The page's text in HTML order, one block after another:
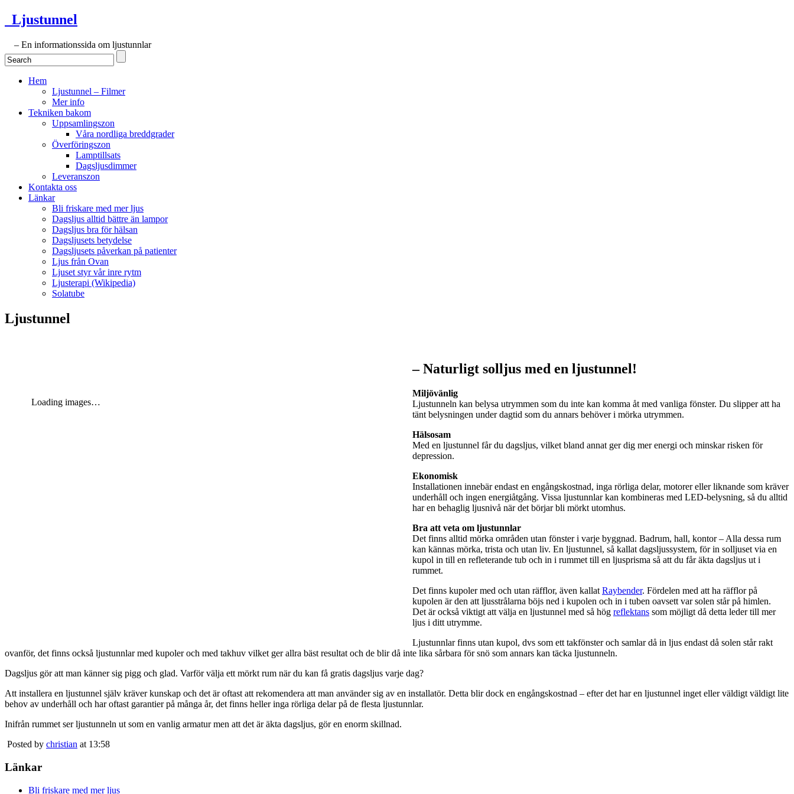
Ljustunnel
– En informationssida om ljustunnlar
Hem
Ljustunnel – Filmer
Mer info
Tekniken bakom
Uppsamlingszon
Våra nordliga breddgrader
Överföringszon
Lamptillsats
Dagsljusdimmer
Leveranszon
Kontakta oss
Länkar
Bli friskare med mer ljus
Dagsljus alltid bättre än lampor
Dagsljus bra för hälsan
Dagsljusets betydelse
Dagsljusets påverkan på patienter
Ljus från Ovan
Ljuset styr vår inre rytm
Ljusterapi (Wikipedia)
Solatube
Ljustunnel
Loading images…
– Naturligt solljus med en ljustunnel!
Miljövänlig
Ljustunneln kan belysa utrymmen som du inte kan komma åt med vanliga fönster. Du slipper att ha
tänt belysningen under dagtid som du annars behöver i mörka utrymmen.
Hälsosam
Med en ljustunnel får du dagsljus, vilket bland annat ger dig mer energi och minskar risken för
depression.
Ekonomisk
Installationen innebär endast en engångskostnad, inga rörliga delar, motorer eller liknande som kräver
underhåll och ingen energiåtgång. Vissa ljustunnlar kan kombineras med LED-belysning, så du alltid
har en behaglig ljusnivå när det börjar bli mörkt utomhus.
Bra att veta om ljustunnlar
Det finns alltid mörka områden utan fönster i varje byggnad. Badrum, hall, kontor – Alla dessa rum
kan kännas mörka, trista och utan liv. En ljustunnel, så kallat dagsljussystem, för in solljuset via en
kupol in till en refleterande tub och in i rummet till en ljusprisma så att du får äkta dagsljus ut i
rummet.
Det finns kupoler med och utan räfflor, även kallatRaybender. Fördelen med att ha räfflor på
kupolen är den att ljusstrålarna böjs ned i kupolen och in i tuben oavsett var solen står på himlen.
Det är också viktigt att välja en ljustunnel med så hög reflektans som möjligt då detta leder till mer
ljus i ditt utrymme.
Ljustunnlar finns utan kupol, dvs som ett takfönster och samlar då in ljus endast då solen står rakt
ovanför, det finns också ljustunnlar med kupoler och med takhuv vilket ger allra bäst resultat och de blir då inte lika sårbara för snö som annars kan täcka ljustunneln.
Dagsljus gör att man känner sig pigg och glad. Varför välja ett mörkt rum när du kan få gratis dagsljus varje dag?
Att installera en ljustunnel själv kräver kunskap och det är oftast att rekomendera att man använder sig av en installatör. Detta blir dock en engångskostnad – efter det har en ljustunnel inget eller väldigt väldigt lite
behov av underhåll och har oftast garantier på många år, det finns heller inga rörliga delar på de flesta ljustunnlar.
Inifrån rummet ser ljustunneln ut som en vanlig armatur men att det är äkta dagsljus, gör en enorm skillnad.
Posted by christian at 13:58
Länkar
Bli friskare med mer ljus